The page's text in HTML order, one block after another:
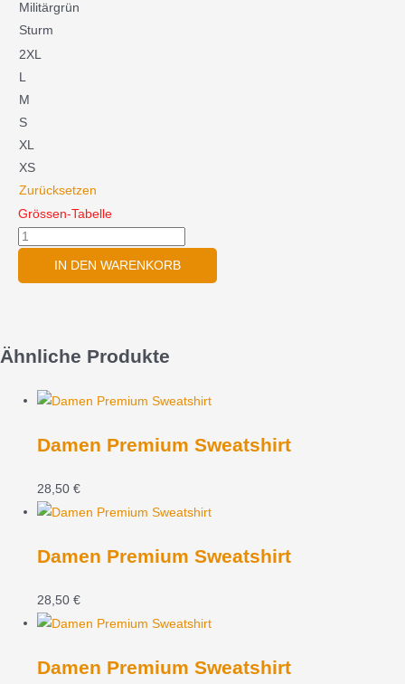
Militärgrün
Sturm
2XL
L
M
S
XL
XS
Zurücksetzen
Grössen-Tabelle
IN DEN WARENKORB
Ähnliche Produkte
Damen Premium Sweatshirt
28,50€
Damen Premium Sweatshirt
28,50€
Damen Premium Sweatshirt